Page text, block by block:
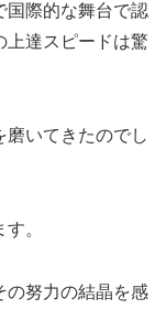
国際的な舞台で認
上達スピードは驚
磨いてきたのでし
。
の努力の結晶を感